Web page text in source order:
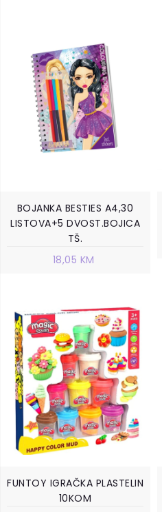
BOJANKA BESTIES A4,30
LISTOVA+5 DVOST.BOJICA
TŠ.
18,05 KM
FUNTOY IGRAČKA PLASTELIN
10KOM